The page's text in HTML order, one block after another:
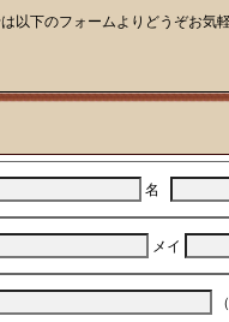
以下のフォームよりどうぞお気
名
メイ